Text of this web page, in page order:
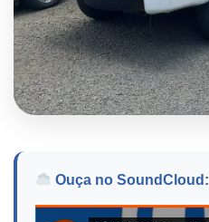
Ouça no SoundCloud: